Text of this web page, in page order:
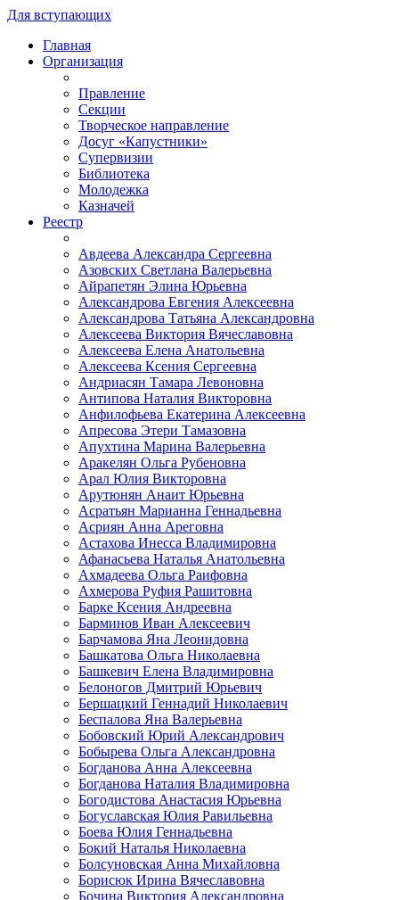
Для вступающих
Главная
Организация
Правление
Секции
Творческое направление
Досуг «Капустники»
Супервизии
Библиотека
Молодежка
Казначей
Реестр
Авдеева Александра Сергеевна
Азовских Светлана Валерьевна
Айрапетян Элина Юрьевна
Александрова Евгения Алексеевна
Александрова Татьяна Александровна
Алексеева Виктория Вячеславовна
Алексеева Елена Анатольевна
Алексеева Ксения Сергеевна
Андриасян Тамара Левоновна
Антипова Наталия Викторовна
Анфилофьева Екатерина Алексеевна
Апресова Этери Тамазовна
Апухтина Марина Валерьевна
Аракелян Ольга Рубеновна
Арал Юлия Викторовна
Арутюнян Анаит Юрьевна
Асратьян Марианна Геннадьевна
Асриян Анна Ареговна
Астахова Инесса Владимировна
Афанасьева Наталья Анатольевна
Ахмадеева Ольга Раифовна
Ахмерова Руфия Рашитовна
Барке Ксения Андреевна
Барминов Иван Алексеевич
Барчамова Яна Леонидовна
Башкатова Ольга Николаевна
Башкевич Елена Владимировна
Белоногов Дмитрий Юрьевич
Бершацкий Геннадий Николаевич
Беспалова Яна Валерьевна
Бобовский Юрий Александрович
Бобырева Ольга Александровна
Богданова Анна Алексеевна
Богданова Наталия Владимировна
Богодистова Анастасия Юрьевна
Богуславская Юлия Равильевна
Боева Юлия Геннадьевна
Бокий Наталья Николаевна
Болсуновская Анна Михайловна
Борисюк Ирина Вячеславовна
Бочина Виктория Александровна